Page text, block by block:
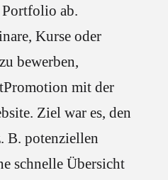
ab.
Kurse oder
bewerben,
mit der
Ziel war es, den
B. potenziellen
schnelle Übersicht